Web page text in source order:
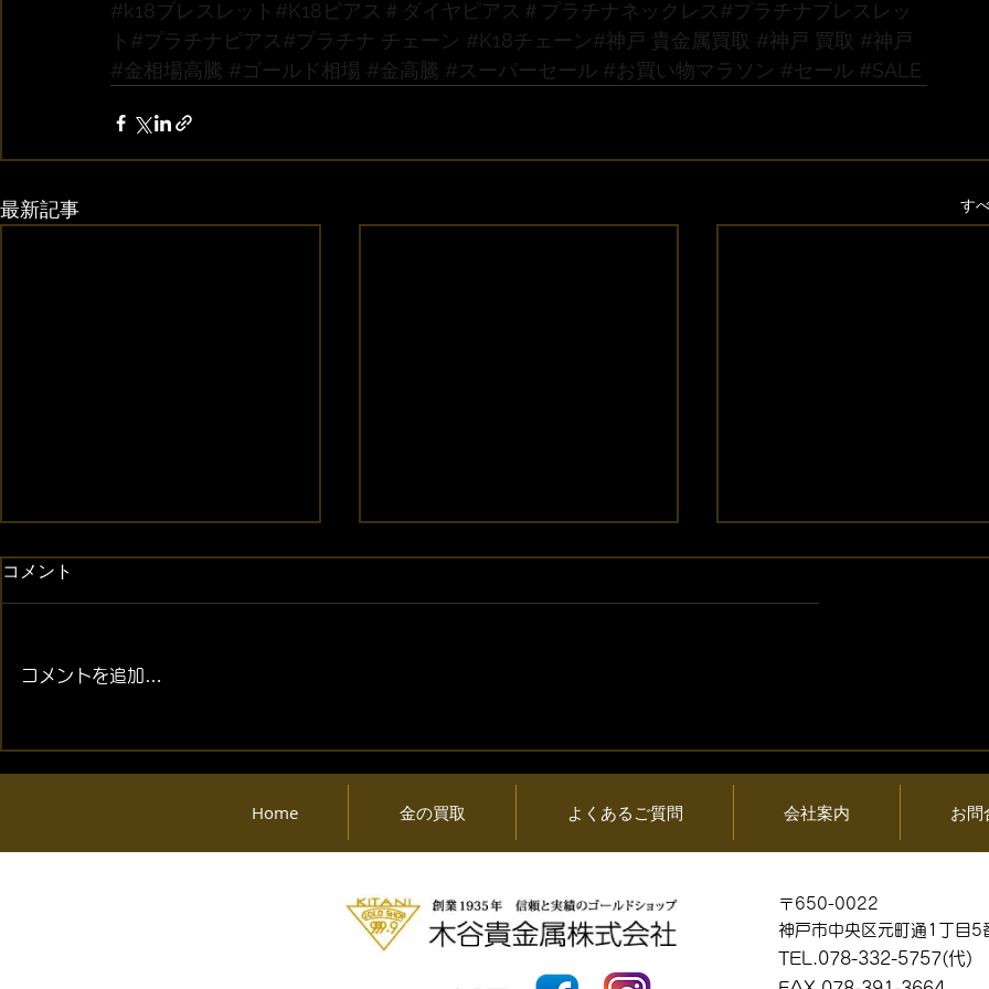
#k18ブレスレット #K18ピアス ＃ダイヤピアス ＃プラチナネックレス #プラチナブレスレッ
ト #プラチナピアス #プラチナ チェーン #K18チェーン#神戸 貴金属買取 #神戸 買取 #神戸
#金相場高騰 #ゴールド相場 #金高騰 #スーパーセール #お買い物マラソン #セール #SALE
最新記事 す
コメント
コメントを追加…
Home 金の買取 よくあるご質問 会社案内 お問
〒650-0022
神戸市中央区元町通1丁目5
TEL.078-332-5757(代)